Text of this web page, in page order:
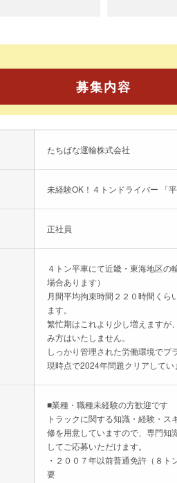
募集内容
たちばな運輸株式会社
未経験OK！４トンドライバー 「平
正社員
４トン平車にて近畿・東海地区
場合あります）
月間平均拘束時間２２０時間く
ます。
繁忙期はこれより少し増えますが
み方はいたしません。
しっかり管理された労働環境でプ
現時点で2024年問題クリアしてい
■業種・職種未経験の方歓迎です
トラックに関する知識・経験・
修を用意していますので、専門知
してご応募いただけます。
・２００７年以前普通免許（８ト
要